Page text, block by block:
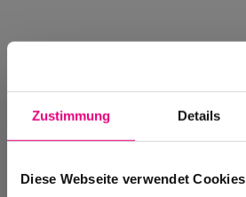
Zustimmung Details
Diese Webseite verwendet Cookies